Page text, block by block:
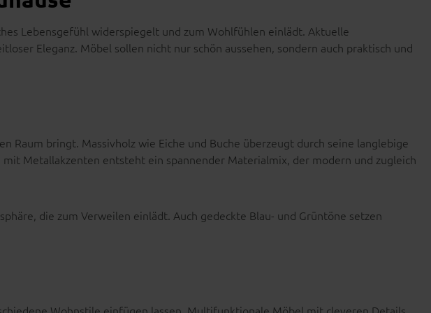
Lebensgefühl widerspiegelt und zum Wohlfühlen einlädt. Aktuelle
Eleganz. Möbel sollen nicht nur schön aussehen, sondern auch praktisch und
bringt. Massivholz wie Eiche und Buche überzeugt durch seine langlebige
Metallakzenten entsteht ein spannender Materialmix, der modern und zugleich
die zum Verweilen einlädt. Auch gedeckte Blau- und Grüntöne setzen
Wohnstile einfügen lassen. Multifunktionale Möbel mit cleveren Details